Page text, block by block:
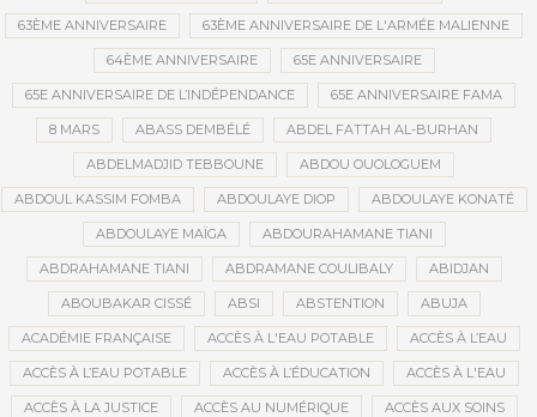
63ÈME ANNIVERSAIRE 63ÈME ANNIVERSAIRE DE L'ARMÉE MALIENNE
64ÈME ANNIVERSAIRE 65E ANNIVERSAIRE
65E ANNIVERSAIRE DE L’INDÉPENDANCE 65E ANNIVERSAIRE FAMA
8 MARS ABASS DEMBÉLÉ ABDEL FATTAH AL-BURHAN
ABDELMADJID TEBBOUNE ABDOU OUOLOGUEM
ABDOUL KASSIM FOMBA ABDOULAYE DIOP ABDOULAYE KONATÉ
ABDOULAYE MAÏGA ABDOURAHAMANE TIANI
ABDRAHAMANE TIANI ABDRAMANE COULIBALY ABIDJAN
ABOUBAKAR CISSÉ ABSI ABSTENTION ABUJA
ACADÉMIE FRANÇAISE ACCÈS À L'EAU POTABLE ACCÈS À L’EAU
ACCÈS À L’EAU POTABLE ACCÈS À L’ÉDUCATION ACCÈS À L'EAU
ACCÈS À LA JUSTICE ACCÈS AU NUMÉRIQUE ACCÈS AUX SOINS